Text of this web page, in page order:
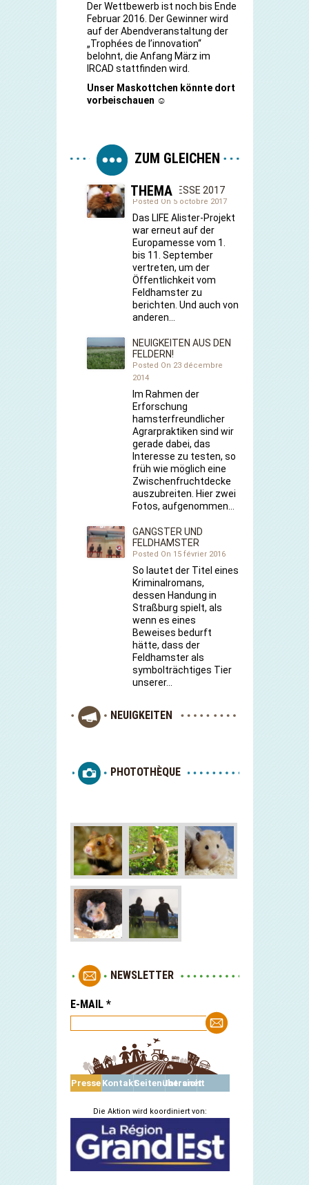
Der Wettbewerb ist noch bis Ende
Februar 2016. Der Gewinner wird
auf der Abendveranstaltung der
„Trophées de l’innovation“
belohnt, die Anfang März im
IRCAD stattfinden wird.
Unser Maskottchen könnte dort
vorbeischauen ☺
ZUM GLEICHEN
THEMA
EUROPAMESSE 2017
Posted On 5 octobre 2017
Das LIFE Alister-Projekt
war erneut auf der
Europamesse vom 1.
bis 11. September
vertreten, um der
Öffentlichkeit vom
Feldhamster zu
berichten. Und auch von
anderen…
NEUIGKEITEN AUS DEN
FELDERN!
Posted On 23 décembre
2014
Im Rahmen der
Erforschung
hamsterfreundlicher
Agrarpraktiken sind wir
gerade dabei, das
Interesse zu testen, so
früh wie möglich eine
Zwischenfruchtdecke
auszubreiten. Hier zwei
Fotos, aufgenommen…
GANGSTER UND
FELDHAMSTER
Posted On 15 février 2016
So lautet der Titel eines
Kriminalromans,
dessen Handung in
Straßburg spielt, als
wenn es eines
Beweises bedurft
hätte, dass der
Feldhamster als
symbolträchtiges Tier
unserer…
NEUIGKEITEN
PHOTOTHÈQUE
NEWSLETTER
E-MAIL *
Presse KontaktSeitenübersicht
Intranet
Die Aktion wird koordiniert von: